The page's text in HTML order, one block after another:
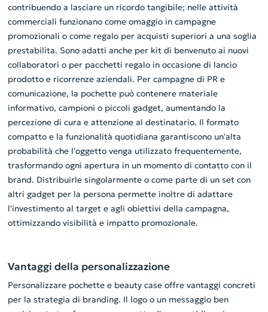
contribuendo a lasciare un ricordo tangibile; nelle attività
commerciali funzionano come omaggio in campagne
promozionali o come regalo per acquisti superiori a una soglia
prestabilita. Sono adatti anche per kit di benvenuto ai nuovi
collaboratori o per pacchetti regalo in occasione di lancio
prodotto e ricorrenze aziendali. Per campagne di PR e
comunicazione, la pochette può contenere materiale
informativo, campioni o piccoli gadget, aumentando la
percezione di cura e attenzione al destinatario. Il formato
compatto e la funzionalità quotidiana garantiscono un'alta
probabilità che l'oggetto venga utilizzato frequentemente,
trasformando ogni apertura in un momento di contatto con il
brand. Distribuirle singolarmente o come parte di un set con
altri gadget per la persona permette inoltre di adattare
l'investimento al target e agli obiettivi della campagna,
ottimizzando visibilità e impatto promozionale.
Vantaggi della personalizzazione
Personalizzare pochette e beauty case offre vantaggi concreti
per la strategia di branding. Il logo o un messaggio ben